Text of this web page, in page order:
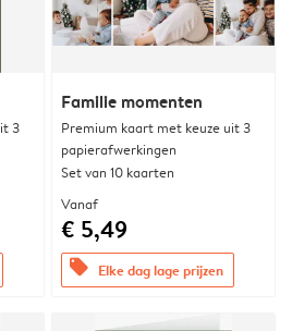
3
Familie momenten
Premium kaart met keuze uit 3
papierafwerkingen
Set van 10 kaarten
Vanaf
€ 5,49
offers Elke dag lage prijzen